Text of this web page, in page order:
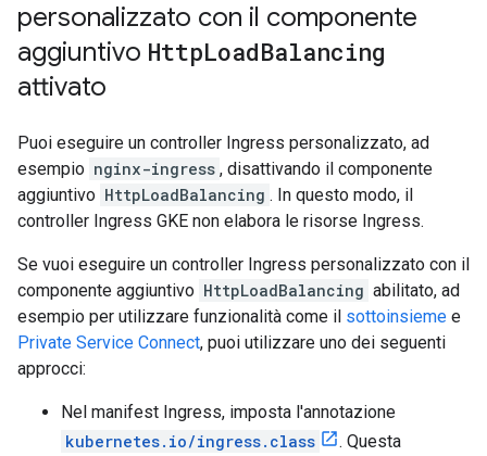
personalizzato con il componente
aggiuntivo HttpLoadBalancing
attivato
Puoi eseguire un controller Ingress personalizzato, ad
esempio nginx-ingress , disattivando il componente
aggiuntivo HttpLoadBalancing . In questo modo, il
controller Ingress GKE non elabora le risorse Ingress.
Se vuoi eseguire un controller Ingress personalizzato con il
componente aggiuntivo HttpLoadBalancing abilitato, ad
esempio per utilizzare funzionalità come il sottoinsieme e
Private Service Connect, puoi utilizzare uno dei seguenti
approcci:
Nel manifest Ingress, imposta l'annotazione
kubernetes.io/ingress.class
. Questa